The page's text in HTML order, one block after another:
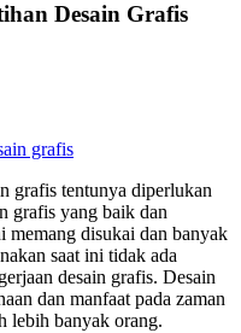
Desain Grafis
grafis tentunya diperlukan
grafis yang baik dan
memang disukai dan banyak
saat ini tidak ada
desain grafis. Desain
dan manfaat pada zaman
lebih banyak orang.